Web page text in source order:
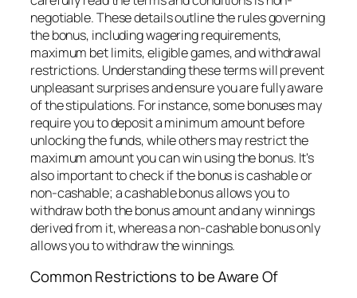
negotiable. These details outline the rules governing
the bonus, including wagering requirements,
maximum bet limits, eligible games, and withdrawal
restrictions. Understanding these terms will prevent
unpleasant surprises and ensure you are fully aware
of the stipulations. For instance, some bonuses may
require you to deposit a minimum amount before
unlocking the funds, while others may restrict the
maximum amount you can win using the bonus. It's
also important to check if the bonus is cashable or
non-cashable; a cashable bonus allows you to
withdraw both the bonus amount and any winnings
derived from it, whereas a non-cashable bonus only
allows you to withdraw the winnings.
Common Restrictions to be Aware Of